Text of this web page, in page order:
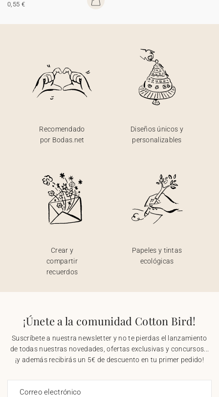
0,55 €
Recomendado
por Bodas.net
Diseños únicos y
personalizables
Crear y
compartir
recuerdos
Papeles y tintas
ecológicas
¡Únete a la comunidad Cotton Bird!
Suscríbete a nuestra newsletter y no te pierdas el lanzamiento
de todas nuestras novedades, ofertas exclusivas y concursos...
¡y además recibirás un 5€ de descuento en tu primer pedido!
Correo electrónico